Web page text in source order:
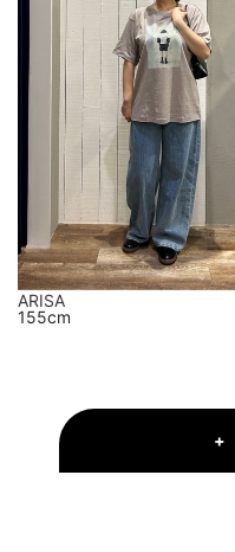
ARISA
155cm